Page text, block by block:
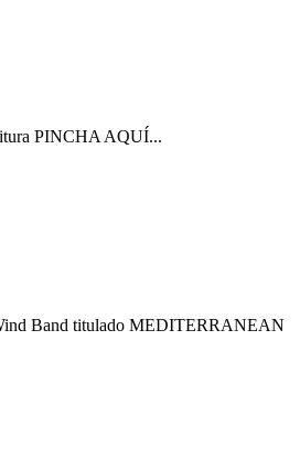
PINCHA AQUÍ...
Band titulado MEDITERRANEAN